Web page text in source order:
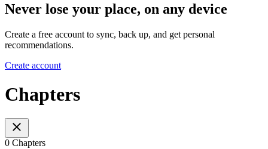
Never lose your place, on any device
Create a free account to sync, back up, and get personal
recommendations.
Create account
Chapters
0 Chapters